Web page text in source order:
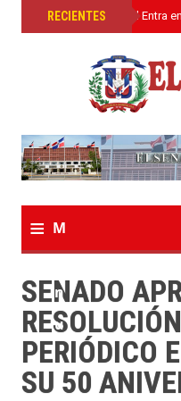
RECIENTES
»El Senado Digital Entra
≡ M
e
n
u
SENADO
PERIÓDICO
SU 50